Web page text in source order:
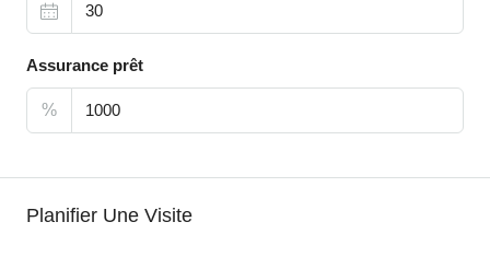
Assurance prêt
%
Planifier Une Visite